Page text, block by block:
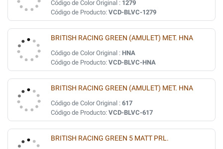
Código de Color Original : 1279
Código de Producto: VCD-BLVC-1279
BRITISH RACING GREEN (AMULET) MET. HNA
Código de Color Original : HNA
Código de Producto: VCD-BLVC-HNA
BRITISH RACING GREEN (AMULET) MET. HNA
Código de Color Original : 617
Código de Producto: VCD-BLVC-617
BRITISH RACING GREEN 5 MATT PRL.